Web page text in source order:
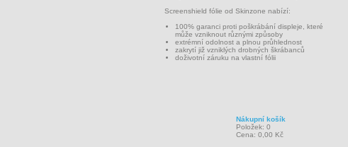
Screenshield fólie od Skinzone nabízí:
100% garanci proti poškrábání displeje, které
může vzniknout různými způsoby
extrémní odolnost a plnou průhlednost
zakrytí již vzniklých drobných škrábanců
doživotní záruku na vlastní fólii
Nákupní košík
Položek: 0
Cena: 0,00 Kč